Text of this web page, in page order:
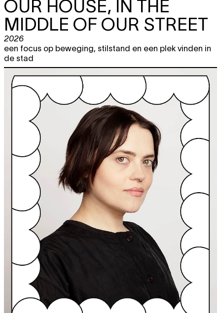
OUR HOUSE, IN THE
MIDDLE OF OUR STREET
2026
een focus op beweging, stilstand en een plek vinden in
de stad